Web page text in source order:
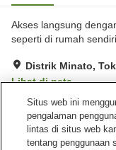
Akses langsung
seperti di rumah
Distrik Minato,
Lihat di peta
Sangat baik
Fasilitas properti
Situs web ini
pengalaman
lintas di situs web
tentang penggunaan